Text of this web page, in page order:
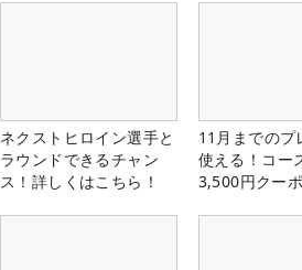
ネクストヒロイン選手と
ラウンドできるチャン
ス！詳しくはこちら！
11月までのプ
使える！コー
3,500円クー